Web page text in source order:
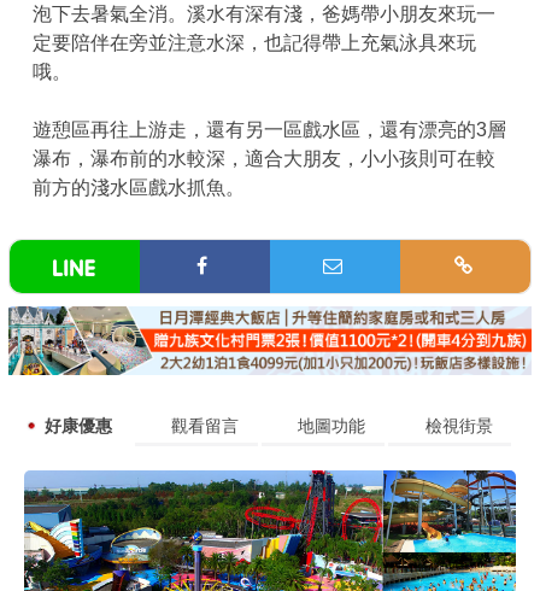
泡下去暑氣全消。溪水有深有淺，爸媽帶小朋友來玩一
定要陪伴在旁並注意水深，也記得帶上充氣泳具來玩
哦。
遊憩區再往上游走，還有另一區戲水區，還有漂亮的3層
瀑布，瀑布前的水較深，適合大朋友，小小孩則可在較
前方的淺水區戲水抓魚。
好康優惠 觀看留言 地圖功能 檢視街景